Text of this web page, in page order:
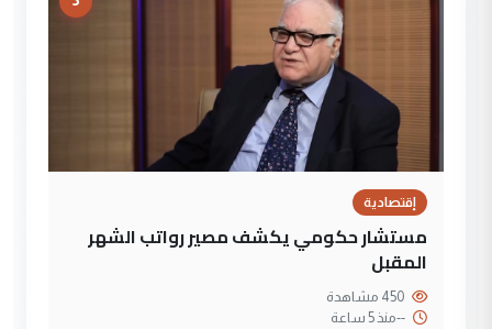
إقتصادية
مستشار حكومي يكشف مصير رواتب الشهر
المقبل
--منذ 5 ساعة